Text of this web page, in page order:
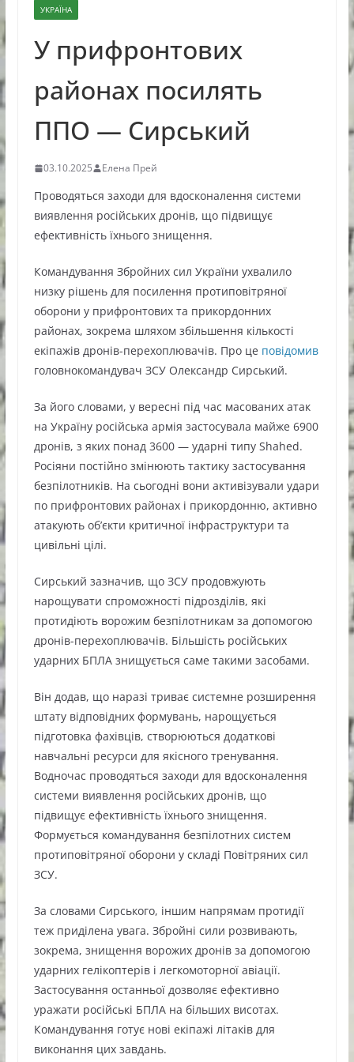
УКРАЇНА
У прифронтових
районах посилять
ППО — Сирський
03.10.2025 Елена Прей
Проводяться заходи для вдосконалення системи
виявлення російських дронів, що підвищує
ефективність їхнього знищення.
Командування Збройних сил України ухвалило
низку рішень для посилення протиповітряної
оборони у прифронтових та прикордонних
районах, зокрема шляхом збільшення кількості
екіпажів дронів-перехоплювачів. Про це повідомив
головнокомандувач ЗСУ Олександр Сирський.
За його словами, у вересні під час масованих атак
на Україну російська армія застосувала майже 6900
дронів, з яких понад 3600 — ударні типу Shahed.
Росіяни постійно змінюють тактику застосування
безпілотників. На сьогодні вони активізували удари
по прифронтових районах і прикордонню, активно
атакують об’єкти критичної інфраструктури та
цивільні цілі.
Сирський зазначив, що ЗСУ продовжують
нарощувати спроможності підрозділів, які
протидіють ворожим безпілотникам за допомогою
дронів-перехоплювачів. Більшість російських
ударних БПЛА знищується саме такими засобами.
Він додав, що наразі триває системне розширення
штату відповідних формувань, нарощується
підготовка фахівців, створюються додаткові
навчальні ресурси для якісного тренування.
Водночас проводяться заходи для вдосконалення
системи виявлення російських дронів, що
підвищує ефективність їхнього знищення.
Формується командування безпілотних систем
протиповітряної оборони у складі Повітряних сил
ЗСУ.
За словами Сирського, іншим напрямам протидії
теж приділена увага. Збройні сили розвивають,
зокрема, знищення ворожих дронів за допомогою
ударних гелікоптерів і легкомоторної авіації.
Застосування останньої дозволяє ефективно
уражати російські БПЛА на більших висотах.
Командування готує нові екіпажі літаків для
виконання цих завдань.